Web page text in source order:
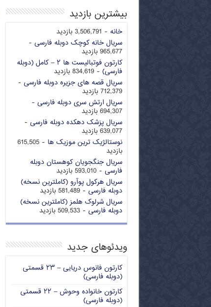
بیشترین بازدید
خانه - 3,506,791 بازدید
سریال خانه کوچک دوبله فارسی -
965,677 بازدید
کارتون فوتبالیست ها ۲ – کامل (دوبله
فارسی) - 834,619 بازدید
سریال قصه های جزیره دوبله فارسی -
712,379 بازدید
سریال ارتش سری دوبله فارسی -
694,307 بازدید
سریال پزشک دهکده دوبله فارسی -
639,077 بازدید
نوستالژیک ترین موزیک ها
- 615,505
بازدید
سریال جنگجویان کوهستان دوبله
فارسی - 593,010 بازدید
سریال هرکول پوآرو (کاملترین نسخه)
دوبله فارسی - 581,489 بازدید
سریال شرلوک هلمز (کاملترین نسخه)
دوبله فارسی - 509,533 بازدید
ویدئوهای جدید
کارتون فانوس دریایی – ۲۳ قسمتی
(دوبله فارسی)
کارتون خانواده وحوش – ۲۲ قسمتی
(دوبله فارسی)